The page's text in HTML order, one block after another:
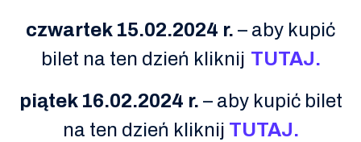
czwartek 15.02.2024 r. – aby kupić
bilet na ten dzień kliknij TUTAJ.
piątek 16.02.2024 r. – aby kupić bilet
na ten dzień kliknij TUTAJ.